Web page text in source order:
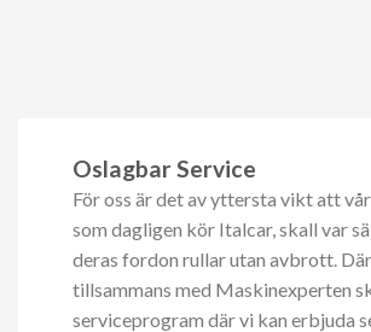
Oslagbar Service
För oss är det av yttersta vikt att
som dagligen kör Italcar, skall var
deras fordon rullar utan avbrott.
tillsammans med Maskinexperten
serviceprogram där vi kan erbjuda